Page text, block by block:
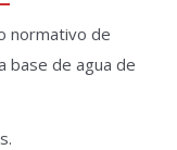
normativo de
base de agua de